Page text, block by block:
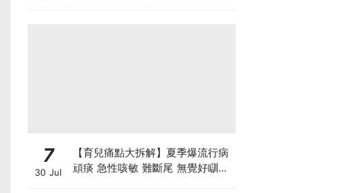
7
30 Jul
【育兒痛點大拆解】夏季爆流行病
頑痰 急性咳敏 難斷尾 無覺好瞓？